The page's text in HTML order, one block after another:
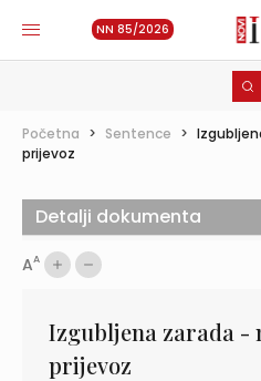
NN 85/2026
Početna > Sentence >
prijevoz
AA
Izgubljena zarada -
prijevoz
Detalji dokumenta